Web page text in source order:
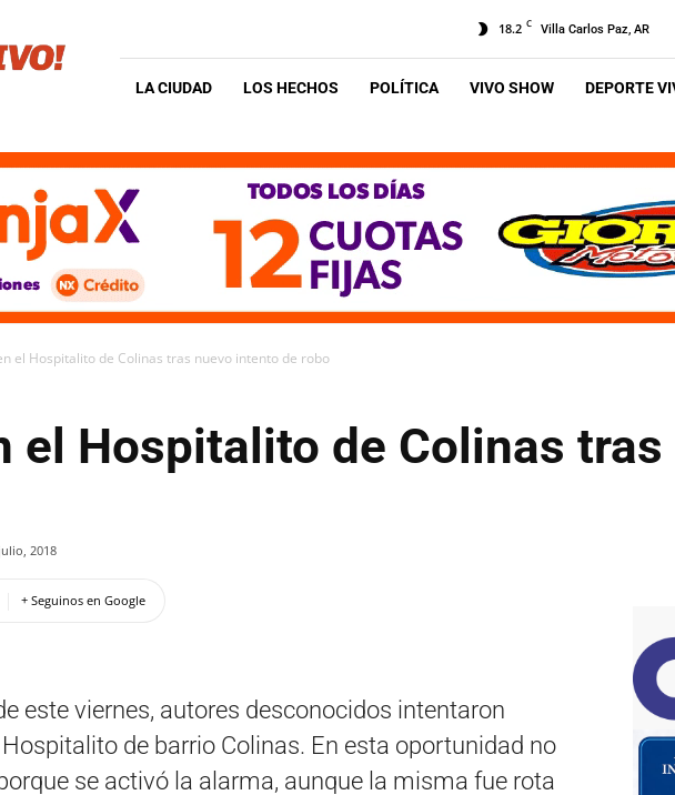
18.2 C Villa Carlos Paz, AR
LA CIUDAD LOS HECHOS POLÍTICA VIVO SHOW DEPORTE
el Hospitalito de Colinas tras nuevo intento de robo
el Hospitalito de Colinas
2018
+ Seguinos en Google
este viernes, autores desconocidos intentaron
de barrio Colinas. En esta oportunidad no
se activó la alarma, aunque la misma fue rota